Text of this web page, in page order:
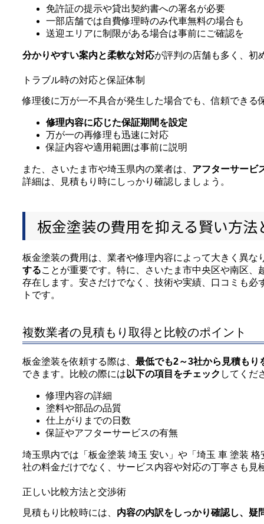
免許証の提示や貸出契約書への署名が必要
一部店舗では自費修理時のみ代車無料の場合も
送迎エリアに制限がある場合は事前にご確認を
分かりやすい案内と柔軟な対応が評判の店舗も多く、初
トラブル時の対応と保証体制
修理後に万が一不具合が発生した場合でも、信頼できる
修理内容に応じた保証期間を設定
万が一の再修理も迅速に対応
保証内容や適用範囲は事前に説明
また、さいたま市や埼玉県内の業者は、 アフターサービ
詳細は、見積もり時にしっかり確認しましょう。
板金塗装の費用を抑える賢い方法
板金塗装の費用は、業者や修理内容によって大きく異な
することが重要です。特に、さいたま市中央区や南区
存在します。安さだけでなく、技術や実績、口コミも
トです。
複数業者の見積もり取得と比較のポイント
板金塗装を依頼する際は、 最低でも2～3社から見積もり
できます。比較の際には 以下の項目をチェック してくだ
修理内容の詳細
塗料や部品の品質
仕上がりまでの日数
保証やアフターサービスの有無
埼玉県内では「板金塗装 埼玉 安い」や「埼玉 車 塗装
社の料金だけでなく、サービス内容や対応の丁寧さも見
正しい比較方法と交渉術
見積もり比較時には、 内容の内訳をしっかり確認し、疑